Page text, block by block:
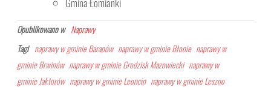
Opublikowano w Naprawy
Tagi naprawy w gminie Baranów naprawy w gminie Błonie naprawy w
gminie Brwinów naprawy w gminie Grodzisk Mazowiecki naprawy w
gminie Jaktorów naprawy w gminie Leoncin naprawy w gminie Leszno